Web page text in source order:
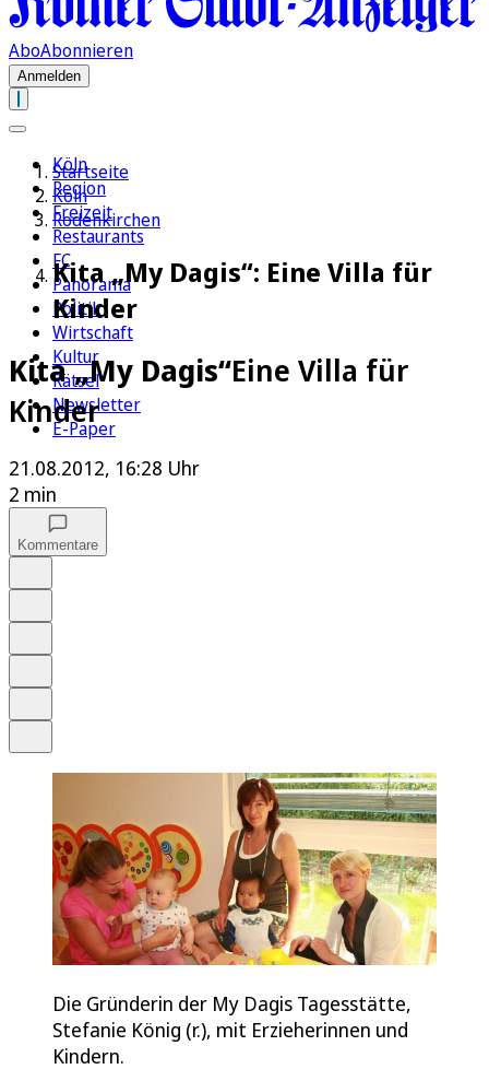
AboAbonnieren
Anmelden
Köln
Region
Freizeit
Restaurants
FC
Panorama
Politik
Wirtschaft
Kultur
Rätsel
Newsletter
E-Paper
Startseite
Köln
Rodenkirchen
Kita „My Dagis“: Eine Villa für
Kinder
Kita „My Dagis“Eine Villa für
Kinder
21.08.2012, 16:28 Uhr
2 min
Kommentare
Die Gründerin der My Dagis Tagesstätte,
Stefanie König (r.), mit Erzieherinnen und
Kindern.